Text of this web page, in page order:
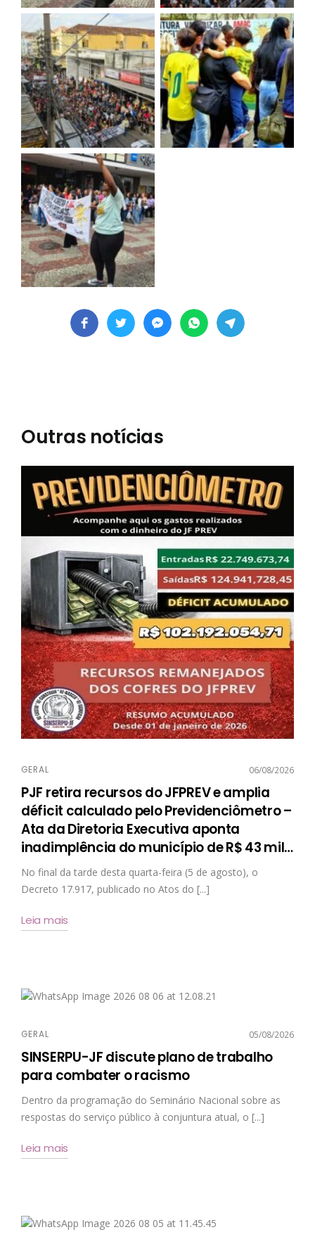
Outras notícias
GERAL 06/08/2026
PJF retira recursos do JFPREV e amplia
déficit calculado pelo Previdenciômetro –
Ata da Diretoria Executiva aponta
inadimplência do município de R$ 43 mil…
No final da tarde desta quarta-feira (5 de agosto), o
Decreto 17.917, publicado no Atos do [...]
Leia mais
GERAL 05/08/2026
SINSERPU-JF discute plano de trabalho
para combater o racismo
Dentro da programação do Seminário Nacional sobre as
respostas do serviço público à conjuntura atual, o [...]
Leia mais